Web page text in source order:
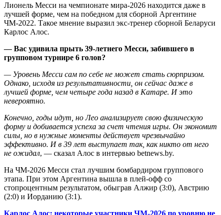
Лионель Месси на чемпионате мира-2026 находится даже в
лучшей форме, чем на победном для сборной Аргентине
ЧМ-2022. Такое мнение выразил экс-тренер сборной Беларуси
Карлос Алос.
— Вас удивила прыть 39-летнего Месси, забившего в
групповом турнире 6 голов?
— Уровень Месси сам по себе не может стать сюрпризом.
Однако, исходя из результативности, он сейчас даже в
лучшей форме, чем четыре года назад в Катаре. И это
невероятно.
Конечно, годы идут, но Лео анализирует свою физическую
форму и добивается успеха за счет чтения игры. Он экономит
силы, но в нужные моменты действует чрезвычайно
эффективно. И в 39 лет выступает так, как никто от него
не ожидал, — сказал Алос в интервью betnews.by.
На ЧМ-2026 Месси стал лучшим бомбардиром группового
этапа. При этом Аргентина вышла в плей-офф со
стопроцентным результатом, обыграв Алжир (3:0), Австрию
(2:0) и Иорданию (3:1).
Карлос Алос: некоторые участники ЧМ-2026 по уровню не